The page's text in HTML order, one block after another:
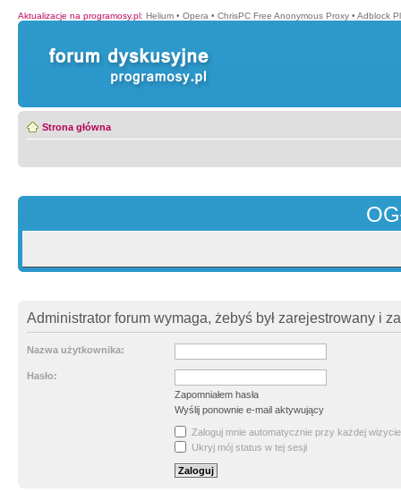
Aktualizacje na programosy.pl: Helium • Opera • ChrisPC Free Anonymous Proxy • Adblock
Strona główna
Administrator forum wymaga, żebyś był zarejestrowany i
Nazwa użytkownika:
Hasło:
Zapomniałem hasła
Wyślij ponownie e-mail aktywujący
Zaloguj mnie automatycznie przy każdej wizycie
Ukryj mój status w tej sesji